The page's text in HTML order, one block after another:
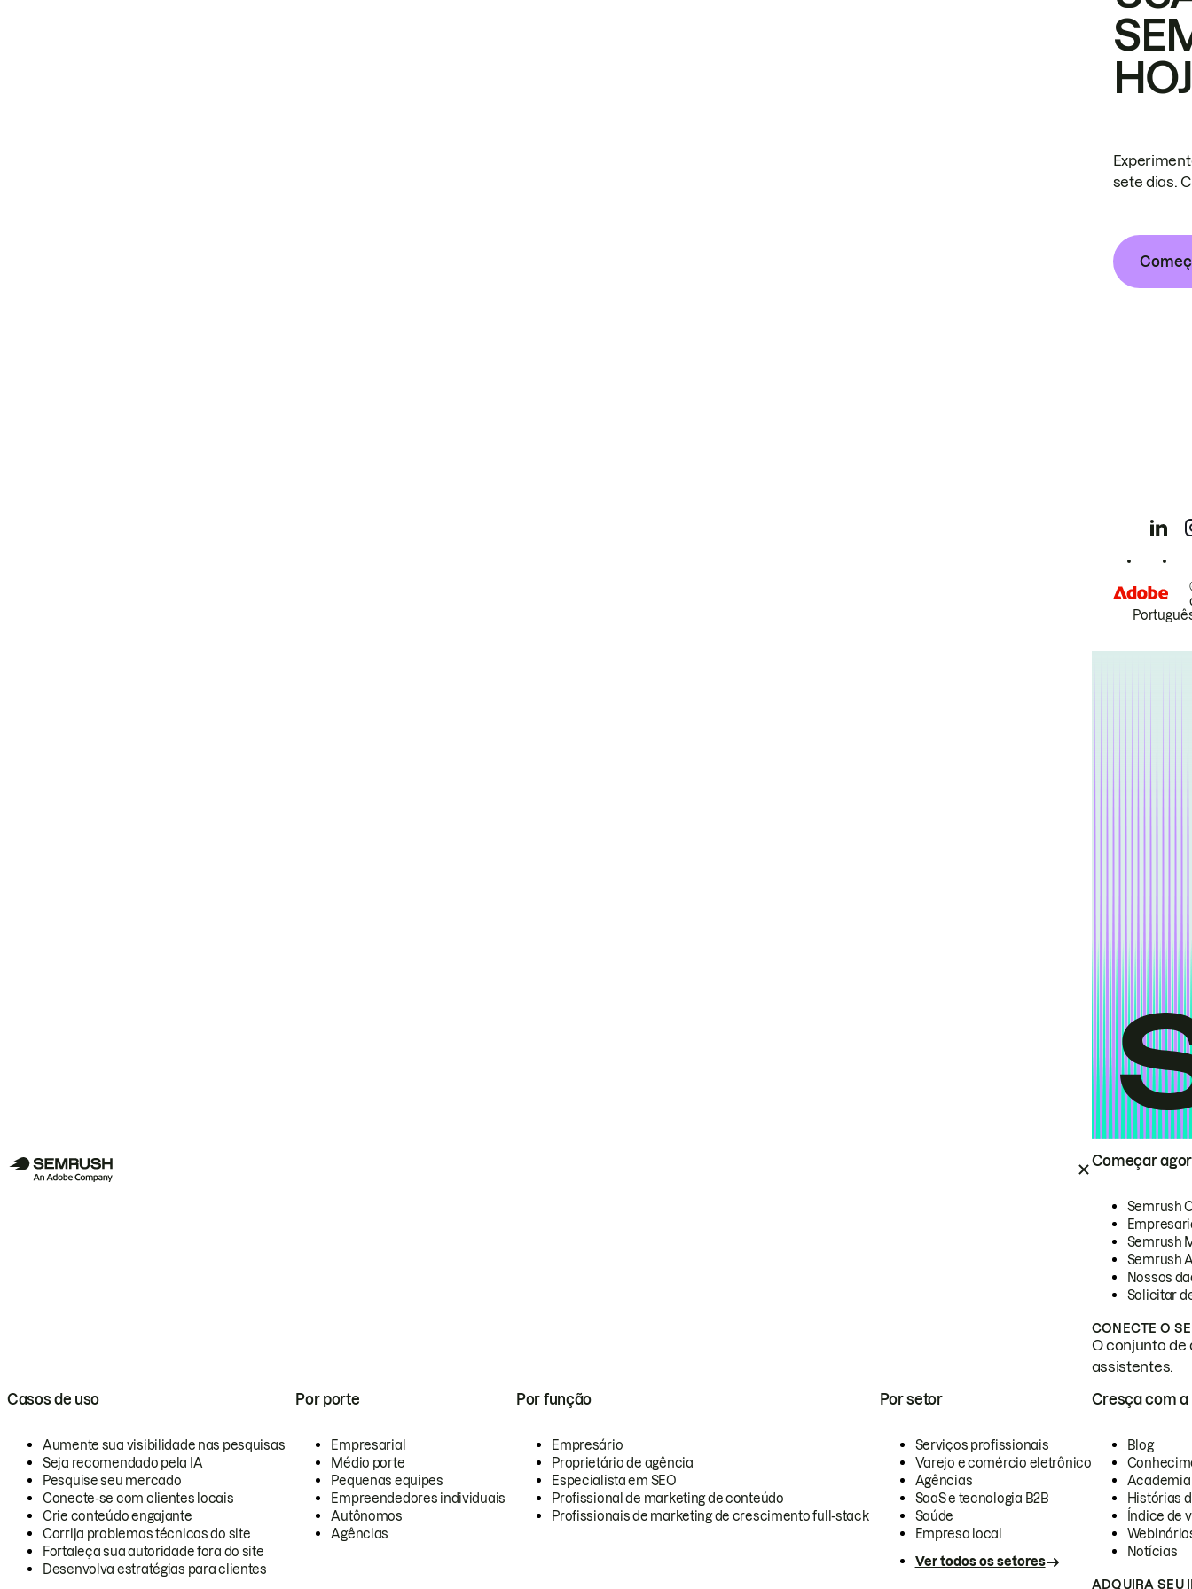
Começar
Semrush
Semrush
Semrush
Nossos
Solicitar
CONECTE O
O conjunto de
assistentes.
Casos de uso
Aumente sua visibilidade nas pesquisas
Seja recomendado pela IA
Pesquise seu mercado
Conecte-se com clientes locais
Crie conteúdo engajante
Corrija problemas técnicos do site
Fortaleça sua autoridade fora do site
Desenvolva estratégias para clientes
Por porte
Empresarial
Médio porte
Pequenas equipes
Empreendedores individuais
Autônomos
Agências
Por função
Empresário
Proprietário de agência
Especialista em SEO
Profissional de marketing de conteúdo
Profissionais de marketing de crescimento full-stack
Por setor
Serviços profissionais
Varejo e comércio eletrônico
Agências
SaaS e tecnologia B2B
Saúde
Empresa local
Ver todos os setores
Cresça com a
Blog
Academia
Histórias
Índice de
Notícias
ADQUIRA SEU
sete dias.